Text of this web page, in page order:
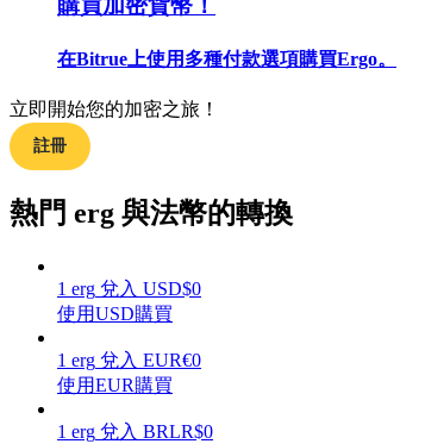
合約指南
合約功能使用指南
購買加密貨幣！
在Bitrue上使用多種付款選項購買Ergo。
立即開始您的加密之旅！
註冊
熱門 erg 與法幣的轉換
1 erg 兌入 USD$0
使用USD購買
1 erg 兌入 EUR€0
使用EUR購買
1 erg 兌入 BRLR$0